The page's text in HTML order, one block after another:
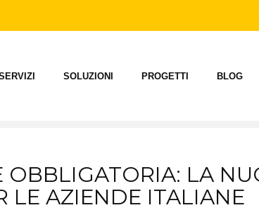
SOLUZIONI PROGETTI BLOG
OBBLIGATORIA: LA
LE AZIENDE ITALIANE